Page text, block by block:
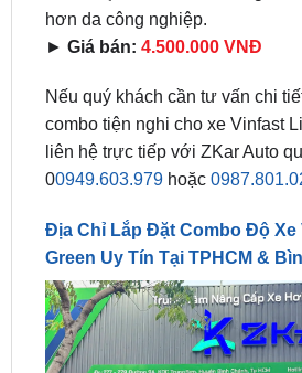
Nếu quý khách cần tư vấn chi
liên hệ trực tiếp với ZKar Auto
00949.603.979hoặc
Địa Chỉ Lắp Đặt Combo Độ Xe